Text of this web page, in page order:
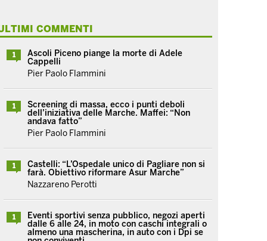
COMMENTI
1
Ascoli Piceno piange la morte di Adele
Cappelli
Pier Paolo Flammini
1
Screening di massa, ecco i punti deboli
dell’iniziativa delle Marche. Maffei: “Non
andava fatto”
Pier Paolo Flammini
1
Castelli: “L’Ospedale unico di Pagliare non si
farà. Obiettivo riformare Asur Marche”
Nazzareno Perotti
1
Eventi sportivi senza pubblico, negozi aperti
dalle 6 alle 24, in moto con caschi integrali o
almeno una mascherina, in auto con i Dpi se